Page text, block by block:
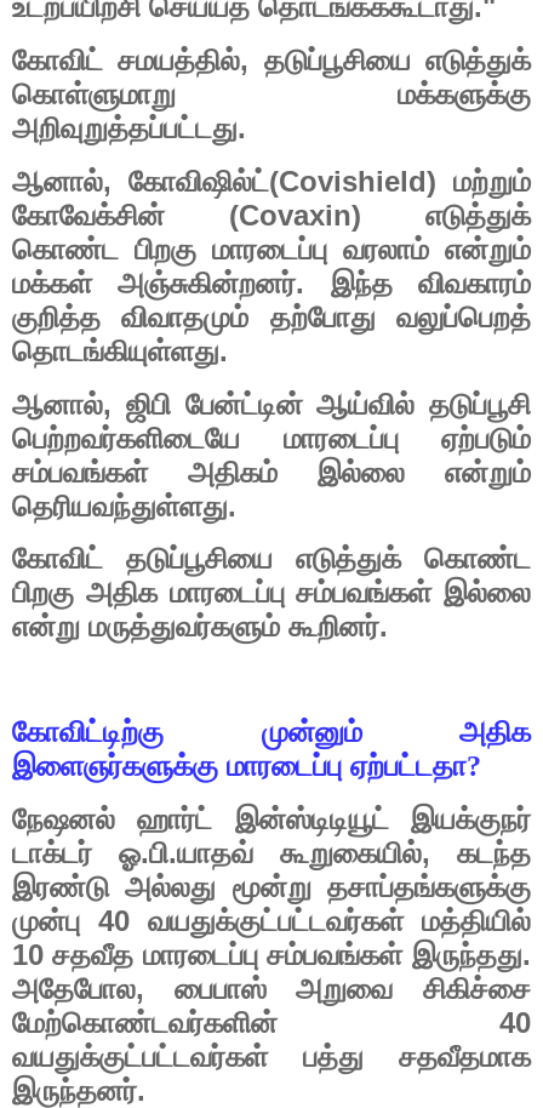
உடற்பயிற்சி செய்யத் தொடங்கக்கூடாது."
கோவிட் சமயத்தில், தடுப்பூசியை எடுத்துக்
கொள்ளுமாறு
மக்களுக்கு
அறிவுறுத்தப்பட்டது.
ஆனால், கோவிஷில்ட்(Covishield) மற்றும்
கோவேக்சின் (Covaxin) எடுத்துக்
கொண்ட பிறகு மாரடைப்பு வரலாம் என்றும்
மக்கள்
அஞ்சுகின்றனர். இந்த
விவகாரம்
குறித்த
விவாதமும் தற்போது
வலுப்பெறத்
தொடங்கியுள்ளது.
ஆனால், ஜிபி பேன்ட்டின் ஆய்வில் தடுப்பூசி
பெற்றவர்களிடையே
மாரடைப்பு
ஏற்படும்
சம்பவங்கள்
அதிகம் இல்லை
என்றும்
தெரியவந்துள்ளது.
கோவிட் தடுப்பூசியை எடுத்துக்
கொண்ட
பிறகு அதிக மாரடைப்பு சம்பவங்கள் இல்லை
என்று மருத்துவர்களும் கூறினர்.
கோவிட்டிற்கு முன்னும்
அதிக
இளைஞர்களுக்கு மாரடைப்பு ஏற்பட்டதா?
நேஷனல்
ஹார்ட் இன்ஸ்டிடியூட்
இயக்குநர்
டாக்டர்
ஓ.பி.யாதவ் கூறுகையில், கடந்த
இரண்டு அல்லது மூன்று தசாப்தங்களுக்கு
முன்பு 40 வயதுக்குட்பட்டவர்கள் மத்தியில்
10சதவீத மாரடைப்பு சம்பவங்கள் இருந்தது.
அதேபாேல, பைபாஸ் அறுவை
சிகிச்சை
மேற்கொண்டவர்களின் 40
வயதுக்குட்பட்டவர்கள் பத்து
சதவீதமாக
இருந்தனர்.